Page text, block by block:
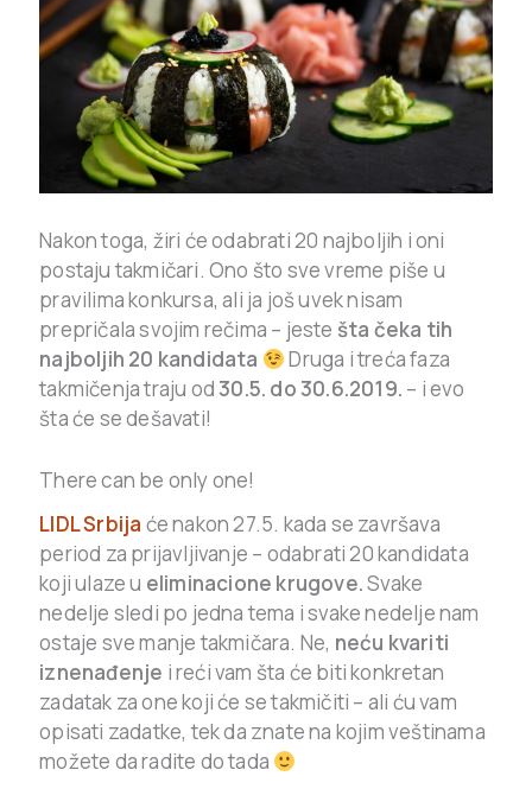
Nakon toga, žiri će odabrati 20 najboljih i oni
postaju takmičari. Ono što sve vreme piše u
pravilima konkursa, ali ja još uvek nisam
prepričala svojim rečima – jeste šta čeka tih
najboljih 20 kandidata
Druga i treća faza
takmičenja traju od30.5. do 30.6.2019. – i evo
šta će se dešavati!
There can be only one!
LIDL Srbija će nakon 27.5. kada se završava
period za prijavljivanje – odabrati 20 kandidata
koji ulaze u eliminacione krugove.Svake
nedelje sledi po jedna tema i svake nedelje nam
ostaje sve manje takmičara. Ne, neću kvariti
iznenađenje i reći vam šta će biti konkretan
zadatak za one koji će se takmičiti – ali ću vam
opisati zadatke, tek da znate na kojim veštinama
možete da radite do tada